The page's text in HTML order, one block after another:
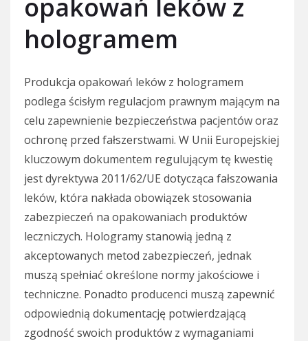
opakowań leków z
hologramem
Produkcja opakowań leków z hologramem
podlega ścisłym regulacjom prawnym mającym na
celu zapewnienie bezpieczeństwa pacjentów oraz
ochronę przed fałszerstwami. W Unii Europejskiej
kluczowym dokumentem regulującym tę kwestię
jest dyrektywa 2011/62/UE dotycząca fałszowania
leków, która nakłada obowiązek stosowania
zabezpieczeń na opakowaniach produktów
leczniczych. Hologramy stanowią jedną z
akceptowanych metod zabezpieczeń, jednak
muszą spełniać określone normy jakościowe i
techniczne. Ponadto producenci muszą zapewnić
odpowiednią dokumentację potwierdzającą
zgodność swoich produktów z wymaganiami